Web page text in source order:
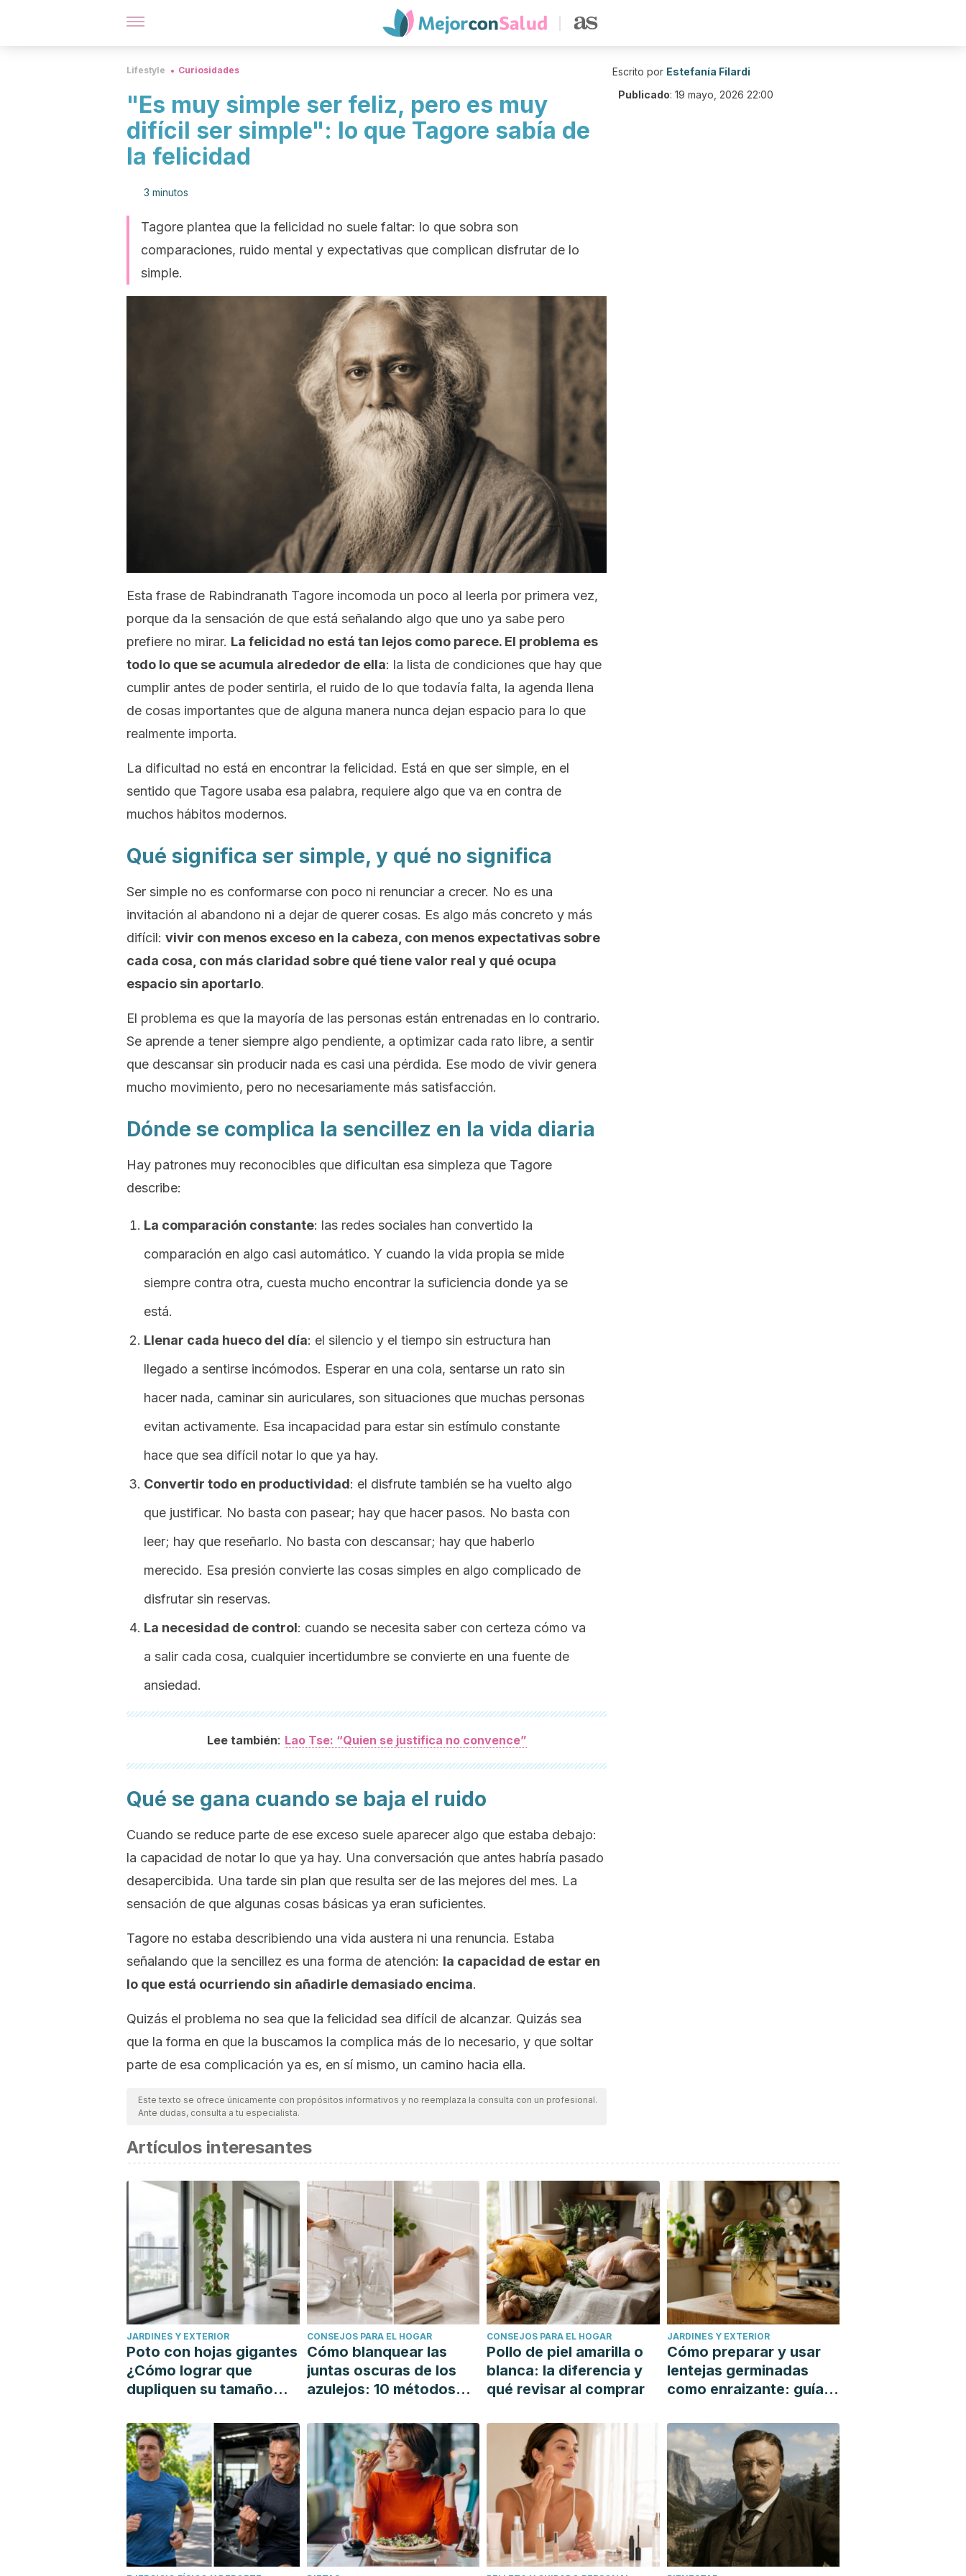
Lifestyle Curiosidades
"Es muy simple ser feliz, pero es muy
difícil ser simple": lo que Tagore sabía de
la felicidad
3 minutos
Tagore plantea que la felicidad no suele faltar: lo que sobra son
comparaciones, ruido mental y expectativas que complican disfrutar de lo
simple.
Esta frase de Rabindranath Tagore incomoda un poco al leerla por primera vez,
porque da la sensación de que está señalando algo que uno ya sabe pero
prefiere no mirar. La felicidad no está tan lejos como parece. El problema es
todo lo que se acumula alrededor de ella: la lista de condiciones que hay que
cumplir antes de poder sentirla, el ruido de lo que todavía falta, la agenda llena
de cosas importantes que de alguna manera nunca dejan espacio para lo que
realmente importa.
La dificultad no está en encontrar la felicidad. Está en que ser simple, en el
sentido que Tagore usaba esa palabra, requiere algo que va en contra de
muchos hábitos modernos.
Qué significa ser simple, y qué no significa
Ser simple no es conformarse con poco ni renunciar a crecer. No es una
invitación al abandono ni a dejar de querer cosas. Es algo más concreto y más
difícil: vivir con menos exceso en la cabeza, con menos expectativas sobre
cada cosa, con más claridad sobre qué tiene valor real y qué ocupa
espacio sin aportarlo.
El problema es que la mayoría de las personas están entrenadas en lo contrario.
Se aprende a tener siempre algo pendiente, a optimizar cada rato libre, a sentir
que descansar sin producir nada es casi una pérdida. Ese modo de vivir genera
mucho movimiento, pero no necesariamente más satisfacción.
Dónde se complica la sencillez en la vida diaria
Hay patrones muy reconocibles que dificultan esa simpleza que Tagore
describe:
La comparación constante: las redes sociales han convertido la
comparación en algo casi automático. Y cuando la vida propia se mide
siempre contra otra, cuesta mucho encontrar la suficiencia donde ya se
está.
Llenar cada hueco del día: el silencio y el tiempo sin estructura han
llegado a sentirse incómodos. Esperar en una cola, sentarse un rato sin
hacer nada, caminar sin auriculares, son situaciones que muchas personas
evitan activamente. Esa incapacidad para estar sin estímulo constante
hace que sea difícil notar lo que ya hay.
Convertir todo en productividad: el disfrute también se ha vuelto algo
que justificar. No basta con pasear; hay que hacer pasos. No basta con
leer; hay que reseñarlo. No basta con descansar; hay que haberlo
merecido. Esa presión convierte las cosas simples en algo complicado de
disfrutar sin reservas.
La necesidad de control: cuando se necesita saber con certeza cómo va
a salir cada cosa, cualquier incertidumbre se convierte en una fuente de
ansiedad.
Lee también: Lao Tse: “Quien se justifica no convence”
Qué se gana cuando se baja el ruido
Cuando se reduce parte de ese exceso suele aparecer algo que estaba debajo:
la capacidad de notar lo que ya hay. Una conversación que antes habría pasado
desapercibida. Una tarde sin plan que resulta ser de las mejores del mes. La
sensación de que algunas cosas básicas ya eran suficientes.
Tagore no estaba describiendo una vida austera ni una renuncia. Estaba
señalando que la sencillez es una forma de atención: la capacidad de estar en
lo que está ocurriendo sin añadirle demasiado encima.
Quizás el problema no sea que la felicidad sea difícil de alcanzar. Quizás sea
que la forma en que la buscamos la complica más de lo necesario, y que soltar
parte de esa complicación ya es, en sí mismo, un camino hacia ella.
Este texto se ofrece únicamente con propósitos informativos y no reemplaza la consulta con un profesional.
Ante dudas, consulta a tu especialista.
Escrito por Estefanía Filardi
Publicado: 19 mayo, 2026 22:00
Artículos interesantes
JARDINES Y EXTERIOR
Poto con hojas gigantes
¿Cómo lograr que
dupliquen su tamaño
CONSEJOS PARA EL HOGAR
Cómo blanquear las
juntas oscuras de los
azulejos: 10 métodos
CONSEJOS PARA EL HOGAR
Pollo de piel amarilla o
blanca: la diferencia y
qué revisar al comprar
JARDINES Y EXTERIOR
Cómo preparar y usar
lentejas germinadas
como enraizante: guía